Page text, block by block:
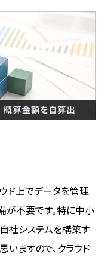
ド上でデータを管理
が不要です。特に中小
社システムを構築す
いますので、クラウド